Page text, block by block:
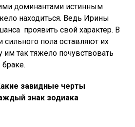
доминантами истинным
находиться. Ведь Ирины
проявить свой характер. В
сильного пола оставляют их
так тяжело почувствовать
завидные черты
знак зодиака